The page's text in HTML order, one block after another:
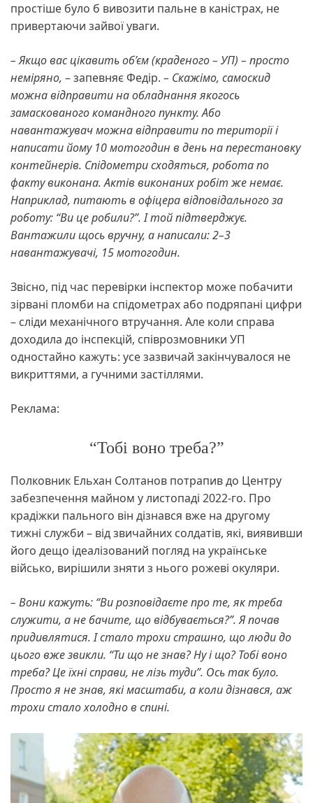
простіше було б вивозити пальне в каністрах, не
привертаючи зайвої уваги.
– Якщо вас цікавить об’єм (краденого – УП) – просто
неміряно, – запевняє Федір. – Скажімо, самоскид
можна відправити на обладнання якогось
замаскованого командного пункту. Або
навантажувач можна відправити по території і
написати йому 10 мотогодин в день на перестановку
контейнерів. Спідометри сходяться, робота по
факту виконана. Актів виконаних робіт же немає.
Наприклад, питають в офіцера відповідального за
роботу: “Ви це робили?”. І той підтверджує.
Вантажили щось вручну, а написали: 2–3
навантажувачі, 15 мотогодин.
Звісно, під час перевірки інспектор може побачити
зірвані пломби на спідометрах або подряпані цифри
– сліди механічного втручання. Але коли справа
доходила до інспекцій, співрозмовники УП
одностайно кажуть: усе зазвичай закінчувалося не
викриттями, а гучними застіллями.
Реклама:
“Тобі воно треба?”
Полковник Ельхан Солтанов потрапив до Центру
забезпечення майном у листопаді 2022-го. Про
крадіжки пального він дізнався вже на другому
тижні служби – від звичайних солдатів, які, виявивши
його дещо ідеалізований погляд на українське
військо, вирішили зняти з нього рожеві окуляри.
– Вони кажуть: “Ви розповідаєте про те, як треба
служити, а не бачите, що відбувається?”. Я почав
придивлятися. І стало трохи страшно, що люди до
цього вже звикли. “Ти що не знав? Ну і що? Тобі воно
треба? Це їхні справи, не лізь туди”. Ось так було.
Просто я не знав, які масштаби, а коли дізнався, аж
трохи стало холодно в спині.